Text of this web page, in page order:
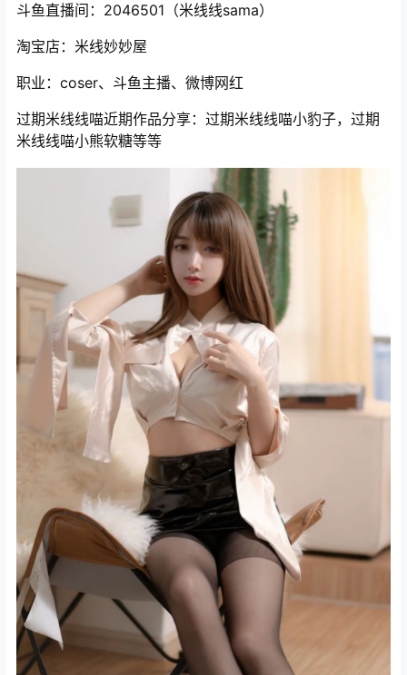
斗鱼直播间：2046501（米线线sama）
淘宝店：米线妙妙屋
职业：coser、斗鱼主播、微博网红
过期米线线喵近期作品分享：过期米线线喵小豹子，过期
米线线喵小熊软糖等等